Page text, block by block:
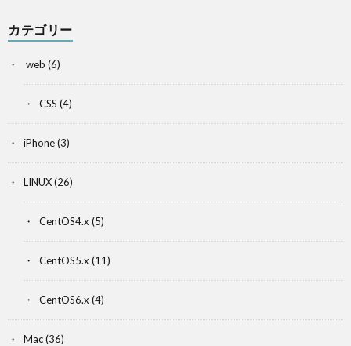
カテゴリー
web (6)
CSS (4)
iPhone(3)
LINUX(26)
CentOS4.x (5)
CentOS5.x (11)
CentOS6.x (4)
Mac(36)